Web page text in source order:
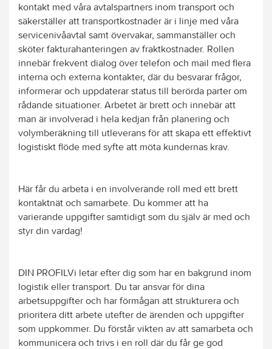
kontakt med våra avtalspartners inom transport och
säkerställer att transportkostnader är i linje med våra
servicenivåavtal samt övervakar, sammanställer och
sköter fakturahanteringen av fraktkostnader. Rollen
innebär frekvent dialog över telefon och mail med flera
interna och externa kontakter, där du besvarar frågor,
informerar och uppdaterar status till berörda parter om
rådande situationer. Arbetet är brett och innebär att
man är involverad i hela kedjan från planering och
volymberäkning till utleverans för att skapa ett effektivt
logistiskt flöde med syfte att möta kundernas krav.
Här får du arbeta i en involverande roll med ett brett
kontaktnät och samarbete. Du kommer att ha
varierande uppgifter samtidigt som du själv är med och
styr din vardag!
DIN PROFILVi letar efter dig som har en bakgrund inom
logistik eller transport. Du tar ansvar för dina
arbetsuppgifter och har förmågan att strukturera och
prioritera ditt arbete utefter de ärenden och uppgifter
som uppkommer. Du förstår vikten av att samarbeta och
kommunicera och trivs i en roll där du får ge god